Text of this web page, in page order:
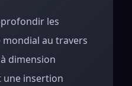
les
au travers
dimension
une insertion